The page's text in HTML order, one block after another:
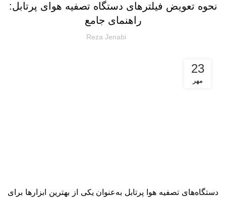
نحوه تعویض فیلترهای دستگاه تصفیه هوای پرتابل:
راهنمای جامع
Reza Jenabi
23
مهر
دستگاه‌های تصفیه هوا پرتابل به‌عنوان یکی از بهترین ابزارها برای